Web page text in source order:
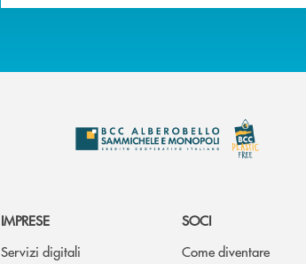
IMPRESE
Servizi digitali
SOCI
Come diventare